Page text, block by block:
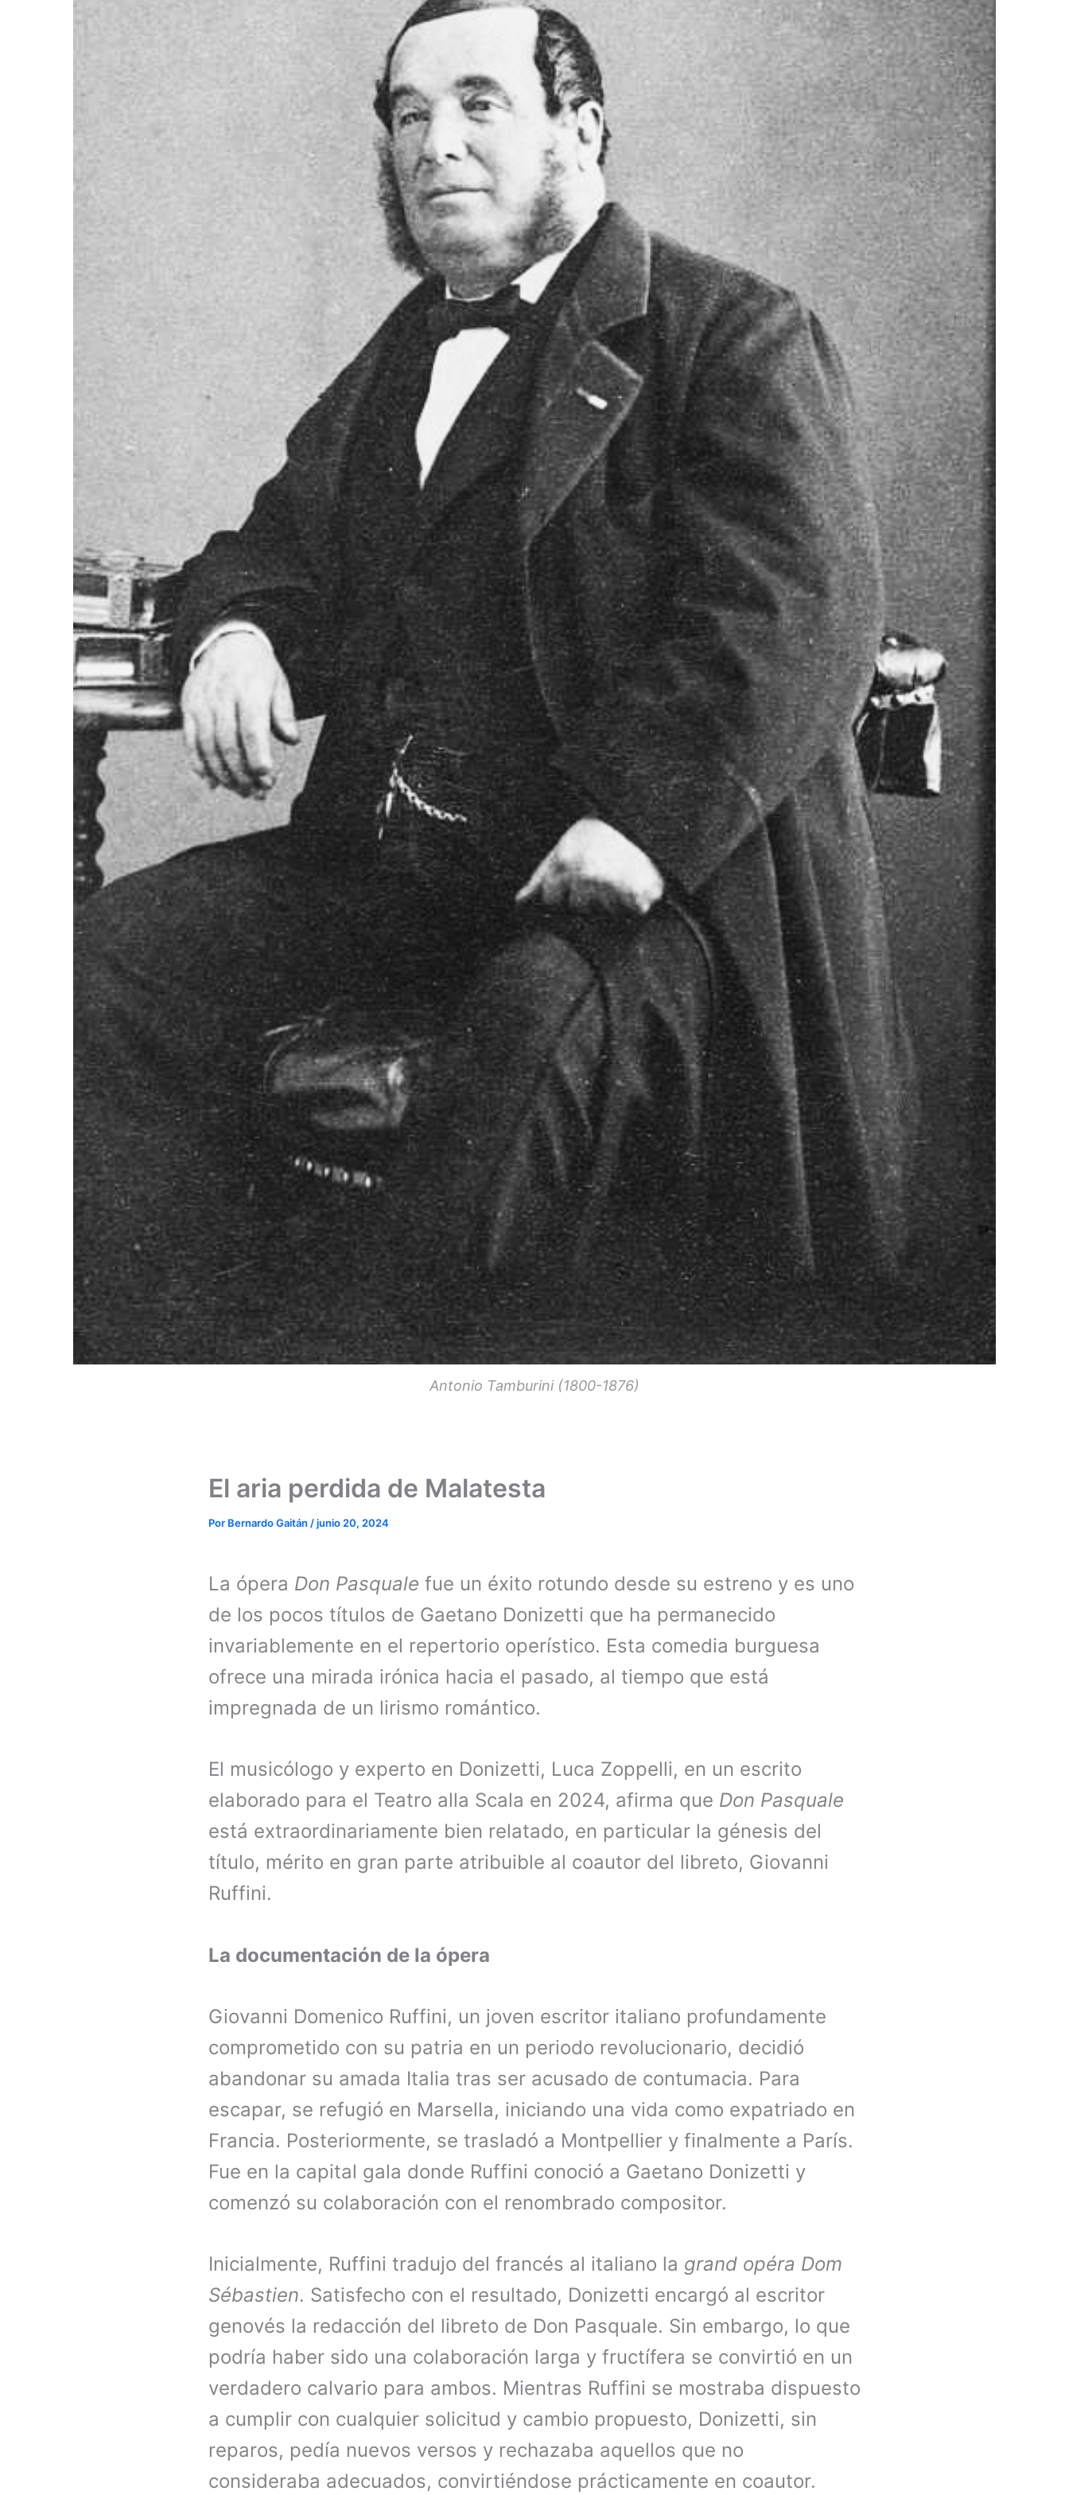
Antonio Tamburini (1800-1876)
El aria perdida de Malatesta
Por Bernardo Gaitán /junio 20, 2024
La ópera Don Pasquale fue un éxito rotundo desde su estreno y es uno
de los pocos títulos de Gaetano Donizetti que ha permanecido
invariablemente en el repertorio operístico. Esta comedia burguesa
ofrece una mirada irónica hacia el pasado, al tiempo que está
impregnada de un lirismo romántico.
El musicólogo y experto en Donizetti, Luca Zoppelli, en un escrito
elaborado para el Teatro alla Scala en 2024, afirma que Don Pasquale
está extraordinariamente bien relatado, en particular la génesis del
título, mérito en gran parte atribuible al coautor del libreto, Giovanni
Ruffini.
La documentación de la ópera
Giovanni Domenico Ruffini, un joven escritor italiano profundamente
comprometido con su patria en un periodo revolucionario, decidió
abandonar su amada Italia tras ser acusado de contumacia. Para
escapar, se refugió en Marsella, iniciando una vida como expatriado en
Francia. Posteriormente, se trasladó a Montpellier y finalmente a París.
Fue en la capital gala donde Ruffini conoció a Gaetano Donizetti y
comenzó su colaboración con el renombrado compositor.
Inicialmente, Ruffini tradujo del francés al italiano la grand opéra Dom
Sébastien. Satisfecho con el resultado, Donizetti encargó al escritor
genovés la redacción del libreto de Don Pasquale. Sin embargo, lo que
podría haber sido una colaboración larga y fructífera se convirtió en un
verdadero calvario para ambos. Mientras Ruffini se mostraba dispuesto
a cumplir con cualquier solicitud y cambio propuesto, Donizetti, sin
reparos, pedía nuevos versos y rechazaba aquellos que no
consideraba adecuados, convirtiéndose prácticamente en coautor.